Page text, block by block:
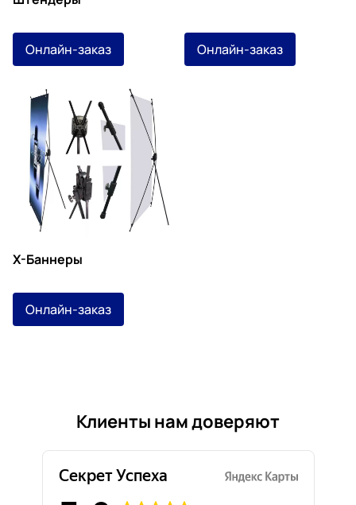
Онлайн-заказ Онлайн-заказ
Х-Баннеры
Онлайн-заказ
Клиенты нам доверяют